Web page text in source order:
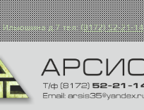
Ильюшина д.7 тел:(8172) 52-21-14